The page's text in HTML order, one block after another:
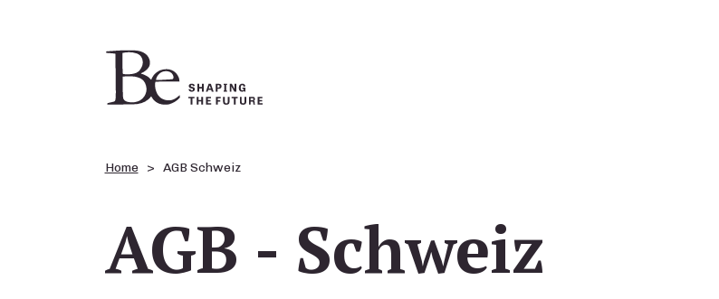
Home AGB Schweiz
AGB - Schweiz